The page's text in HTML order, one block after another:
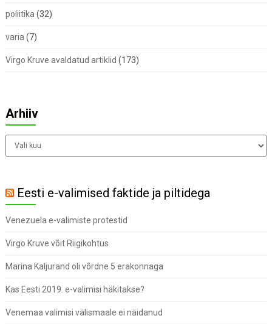
poliitika (32)
varia (7)
Virgo Kruve avaldatud artiklid (173)
Arhiiv
Arhiiv
Eesti e-valimised faktide ja piltidega
Venezuela e-valimiste protestid
Virgo Kruve võit Riigikohtus
Marina Kaljurand oli võrdne 5 erakonnaga
Kas Eesti 2019. e-valimisi häkitakse?
Venemaa valimisi välismaale ei näidanud